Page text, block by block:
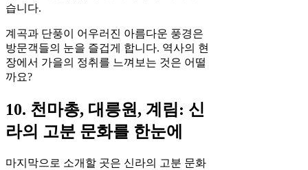
습니다.
계곡과 단풍이 어우러진 아름다운 풍경은
방문객들의 눈을 즐겁게 합니다. 역사의 현
장에서 가을의 정취를 느껴보는 것은 어떨
까요?
10. 천마총, 대릉원, 계림: 신
라의 고분 문화를 한눈에
마지막으로 소개할 곳은 신라의 고분 문화